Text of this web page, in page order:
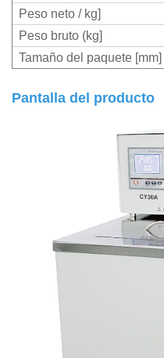
Peso neto / kg]
Peso bruto (kg]
Tamaño del paquete [mm]
Pantalla del producto